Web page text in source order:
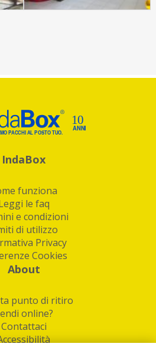
IndaBox
funziona
le faq
e condizioni
di utilizzo
Privacy
Cookies
About
punto di ritiro
online?
Contattaci